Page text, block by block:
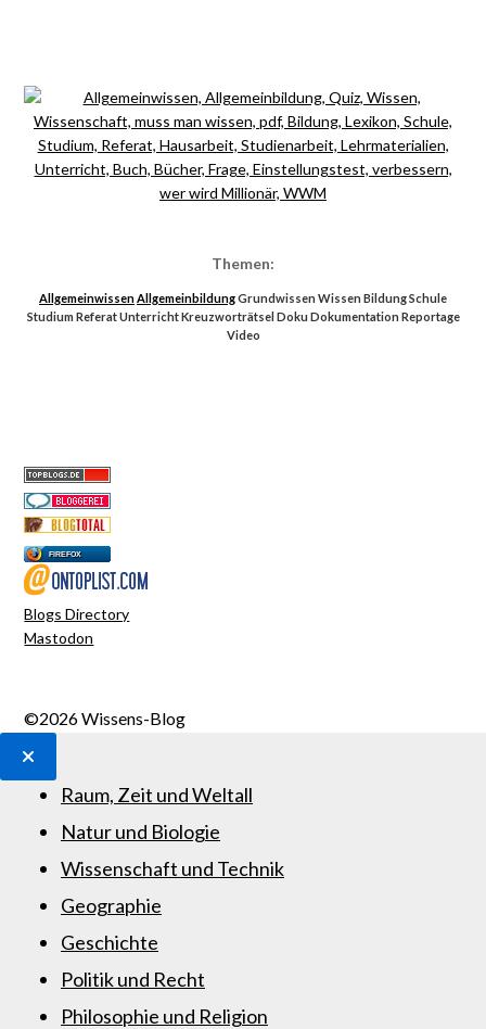
Themen:
AllgemeinwissenAllgemeinbildungGrundwissen Wissen Bildung Schule
Studium Referat Unterricht Kreuzworträtsel Doku Dokumentation Reportage
Video
FIREFOX
Blogs Directory
Mastodon
©2026 Wissens-Blog
Raum, Zeit und Weltall
Natur und Biologie
Wissenschaft und Technik
Geographie
Geschichte
Politik und Recht
Philosophie und Religion